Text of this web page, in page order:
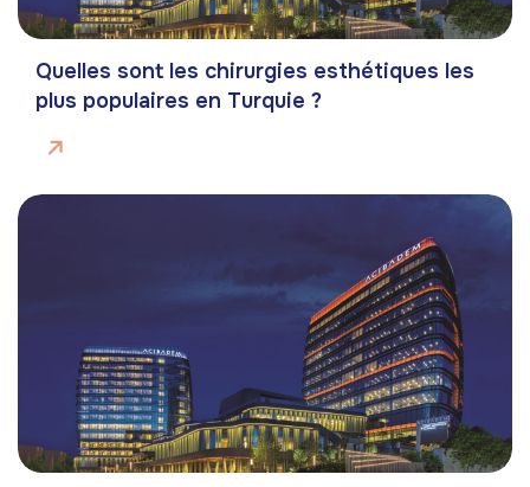
Quelles sont les chirurgies esthétiques les
plus populaires en Turquie ?